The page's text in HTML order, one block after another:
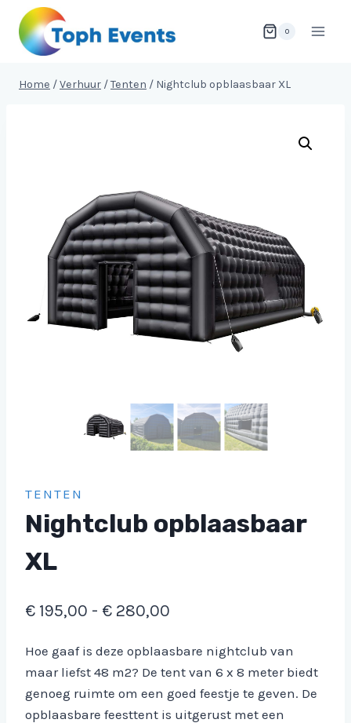
Doorgaan
naar
inhoud
0
Home /Verhuur /Tenten / Nightclub opblaasbaar XL
TENTEN
Nightclub opblaasbaar
XL
€ 195,00 - € 280,00
€ 280,00
Hoe gaaf is deze opblaasbare nightclub van
maar liefst 48 m2? De tent van 6 x 8 meter biedt
genoeg ruimte om een goed feestje te geven. De
opblaasbare feesttent is uitgerust met een